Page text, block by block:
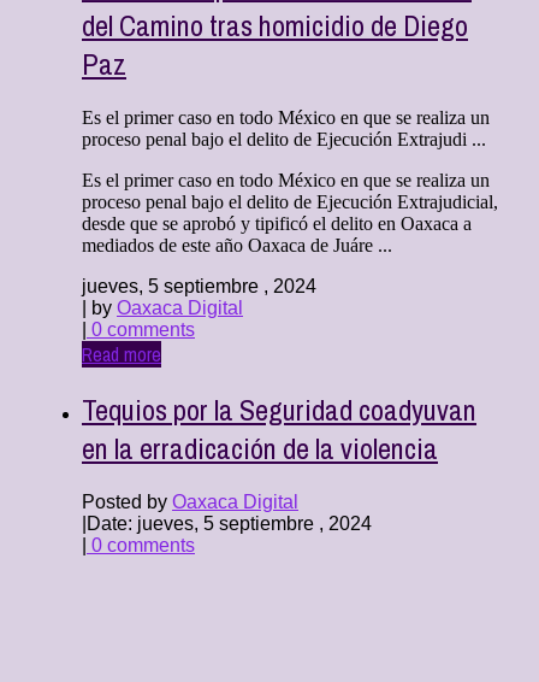
del Camino tras homicidio de Diego
Paz
Es el primer caso en todo México en que se realiza un
proceso penal bajo el delito de Ejecución Extrajudi ...
Es el primer caso en todo México en que se realiza un
proceso penal bajo el delito de Ejecución Extrajudicial,
desde que se aprobó y tipificó el delito en Oaxaca a
mediados de este año Oaxaca de Juáre ...
jueves, 5 septiembre , 2024
| by Oaxaca Digital
0 comments
Read more
Tequios por la Seguridad coadyuvan
en la erradicación de la violencia
Posted by Oaxaca Digital
Date: jueves, 5 septiembre , 2024
0 comments